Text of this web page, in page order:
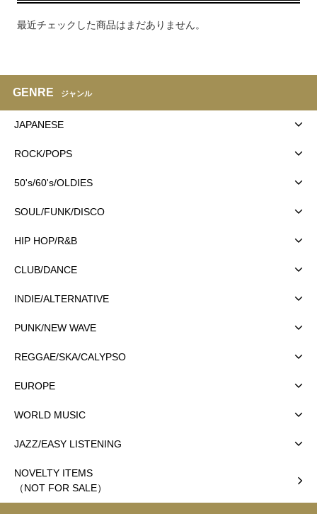
最近チェックした商品はまだありません。
GENRE ジャンル
JAPANESE
ROCK/POPS
50's/60's/OLDIES
SOUL/FUNK/DISCO
HIP HOP/R&B
CLUB/DANCE
INDIE/ALTERNATIVE
PUNK/NEW WAVE
REGGAE/SKA/CALYPSO
EUROPE
WORLD MUSIC
JAZZ/EASY LISTENING
NOVELTY ITEMS
（NOT FOR SALE）